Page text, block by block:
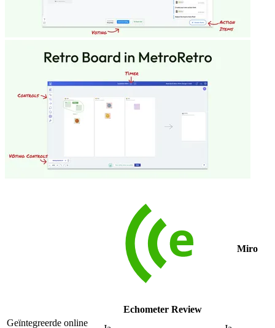
Echometer Review
Miro
Geïntegreerde online